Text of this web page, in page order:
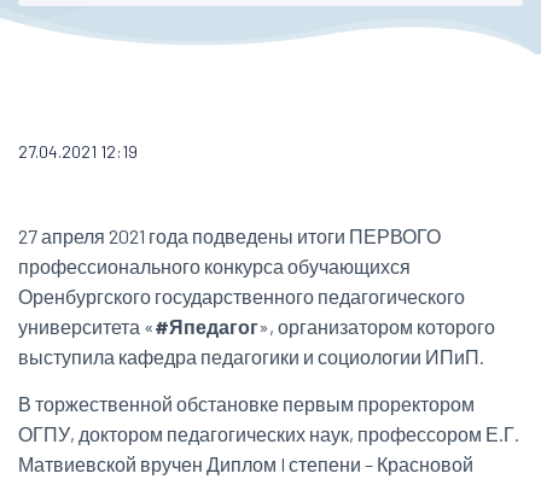
27.04.2021 12:19
27 апреля 2021 года подведены итоги ПЕРВОГО
профессионального конкурса обучающихся
Оренбургского государственного педагогического
университета «#Япедагог», организатором которого
выступила кафедра педагогики и социологии ИПиП.
В торжественной обстановке первым проректором
ОГПУ, доктором педагогических наук, профессором Е.Г.
Матвиевской вручен Диплом I степени – Красновой